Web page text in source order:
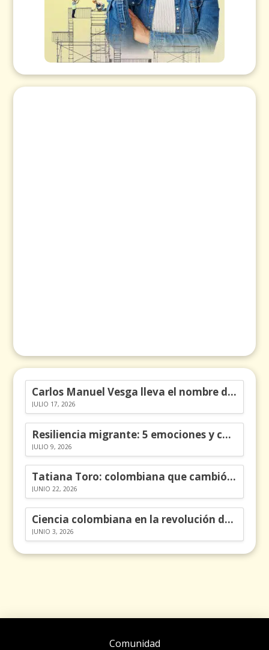
Carlos Manuel Vesga lleva el nombre de Colombia a los Emmy
JULIO 17, 2026
Resiliencia migrante: 5 emociones y cómo gestionarlas
JULIO 9, 2026
Tatiana Toro: colombiana que cambió la historia de las matemáticas
JUNIO 22, 2026
Ciencia colombiana en la revolución de los órganos en chips
JUNIO 3, 2026
Comunidad